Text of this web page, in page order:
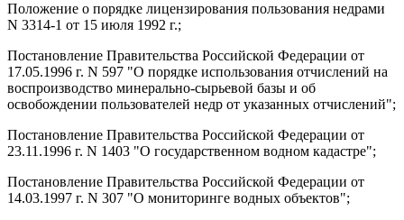
Положение о порядке лицензирования пользования недрами
N 3314-1 от 15 июля 1992 г.;
Постановление Правительства Российской Федерации от
17.05.1996 г. N 597 "О порядке использования отчислений на
воспроизводство минерально-сырьевой базы и об
освобождении пользователей недр от указанных отчислений";
Постановление Правительства Российской Федерации от
23.11.1996 г. N 1403 "О государственном водном кадастре";
Постановление Правительства Российской Федерации от
14.03.1997 г. N 307 "О мониторинге водных объектов";